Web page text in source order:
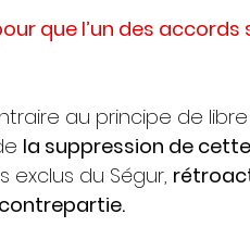
que l’un des
au principe de
la suppression de
exclus du Ségur,
contrepartie.